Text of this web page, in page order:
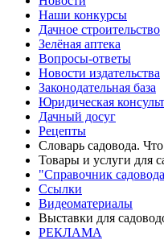
Наши конкурсы
Дачное строительство
Зелёная аптека
Вопросы-ответы
Новости издательства
Законодательная база
Юридическая
Дачный досуг
Рецепты
Словарь садовода.
Товары и услуги для
"Справочник
Ссылки
Видеоматериалы
Выставки для
РЕКЛАМА